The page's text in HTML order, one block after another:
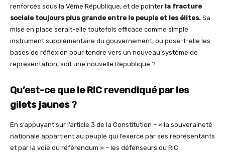
renforcés sous la Vème République, et de pointer la fracture
sociale toujours plus grande entre le peuple et les élites. Sa
mise en place serait-elle toutefois efficace comme simple
instrument supplémentaire du gouvernement, ou pose-t-elle les
bases de réflexion pour tendre vers un nouveau système de
représentation, soit une nouvelle République ?
Qu’est-ce que le RIC revendiqué par les
gilets jaunes ?
En s’appuyant sur l’article 3 de la Constitution – « la souveraineté
nationale appartient au peuple qui l’exerce par ses représentants
et par la voie du référendum » – les défenseurs du RIC